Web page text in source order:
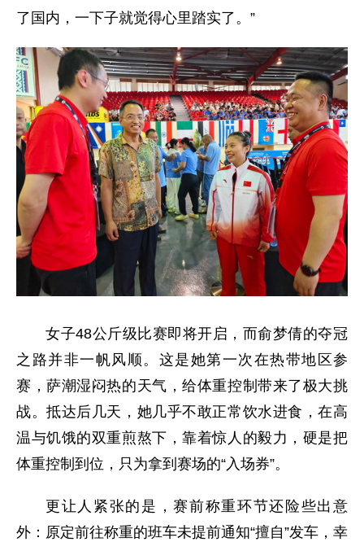
了国内，一下子就觉得心里踏实了。”
女子48公斤级比赛即将开启，而俞梦倩的夺冠
之路并非一帆风顺。这是她第一次在热带地区参
赛，萨潮湿闷热的天气，给体重控制带来了极大挑
战。抵达后几天，她几乎不敢正常饮水进食，在高
温与饥饿的双重煎熬下，靠着惊人的毅力，硬是把
体重控制到位，只为拿到赛场的“入场券”。
更让人紧张的是，赛前称重环节还险些出意
外：原定前往称重的班车未提前通知“擅自”发车，幸